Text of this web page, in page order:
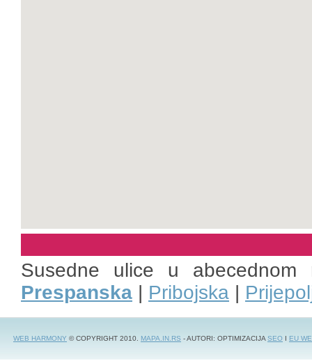
Susedne ulice u
Prespanska | Pribojska |
WEB HARMONY © COPYRIGHT 2010. MAPA.IN.RS - AUTORI: OPTIMIZACIJASEO I EU